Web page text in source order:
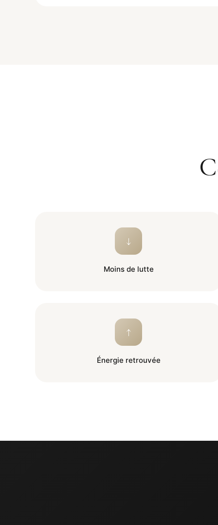
↓
Moins de lutte
↑
Énergie retrouvée